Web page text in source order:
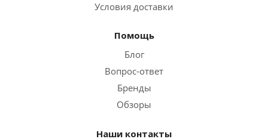
Условия доставки
Помощь
Блог
Вопрос-ответ
Бренды
Обзоры
Наши контакты